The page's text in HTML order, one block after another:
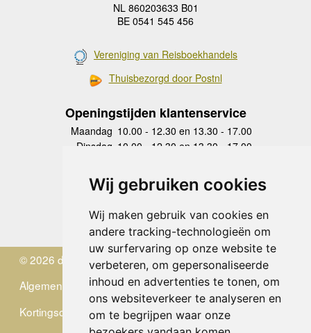
Wij gebruiken cookies
Wij maken gebruik van cookies en
andere tracking-technologieën om
uw surfervaring op onze website te
verbeteren, om gepersonaliseerde
inhoud en advertenties te tonen, om
ons websiteverkeer te analyseren en
om te begrijpen waar onze
NL 860203633 B01
BE 0541 545 456
Vereniging van Reisboekhandels
Thuisbezorgd door Postnl
Openingstijden klantenservice
Maandag 10.00 - 12.30 en 13.30 - 17.00
Dinsdag 10.00 - 12.30 en 13.30 - 17.00
Donderdag
10.00 - 12.30 en 13.30 - 17.00
Vrijdag 10.00 - 12.30 en 13.30 - 17.00
Zaterdag
gesloten
Zondag gesloten
© 2026 de Zwerver
Algemene Voorwaarden
Kortingscode